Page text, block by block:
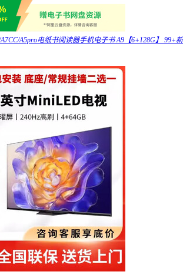
A5pro电纸书阅读器手机电子书 A9【6+128G】 99+新